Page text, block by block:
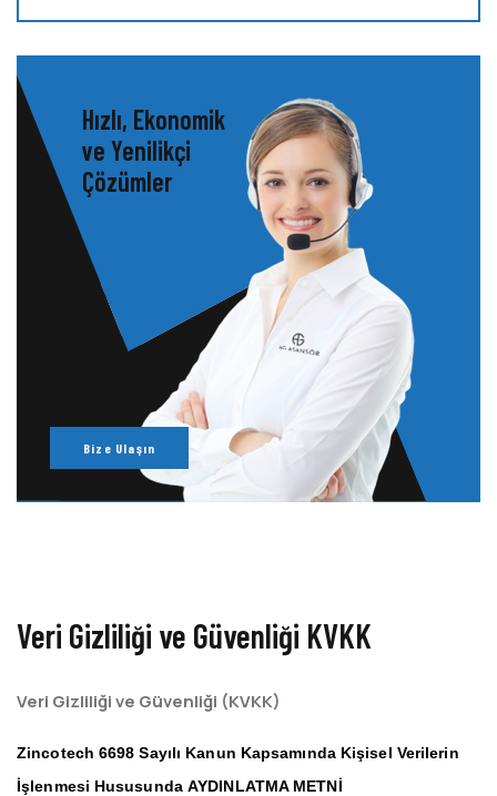
Hızlı, Ekonomik
ve Yenilikçi
Çözümler
Bize Ulaşın
Veri Gizliliği ve Güvenliği KVKK
Veri Gizliliği ve Güvenliği (KVKK)
Zincotech 6698 Sayılı Kanun Kapsamında Kişisel Verilerin
İşlenmesi Hususunda AYDINLATMA METNİ